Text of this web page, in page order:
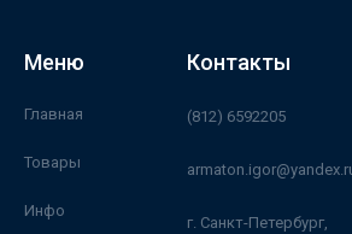
Меню
Главная
Товары
Инфо
Контакты
(812) 6592205
г. Санкт-Петербург,